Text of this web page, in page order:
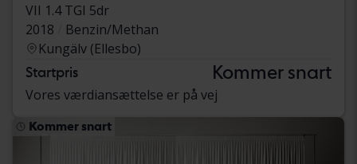
VII 1.4 TGI 5dr
2018
Benzin/Methan
Kungälv (Ellesbo)
Startpris Kommer snart
Vores værdiansættelse er på vej
Kommer snart